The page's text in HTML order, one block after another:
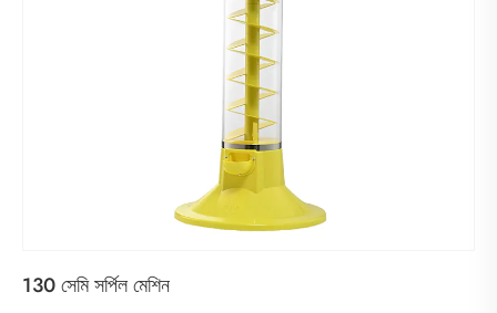
130 সেমি সর্পিল মেশিন